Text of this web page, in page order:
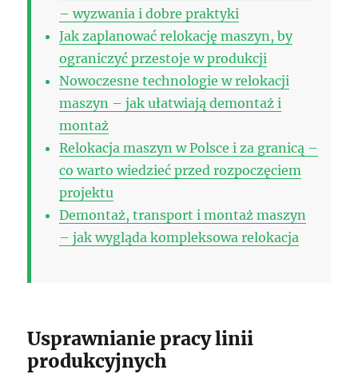
– wyzwania i dobre praktyki
Jak zaplanować relokację maszyn, by
ograniczyć przestoje w produkcji
Nowoczesne technologie w relokacji
maszyn – jak ułatwiają demontaż i
montaż
Relokacja maszyn w Polsce i za granicą –
co warto wiedzieć przed rozpoczęciem
projektu
Demontaż, transport i montaż maszyn
– jak wygląda kompleksowa relokacja
Usprawnianie pracy linii
produkcyjnych